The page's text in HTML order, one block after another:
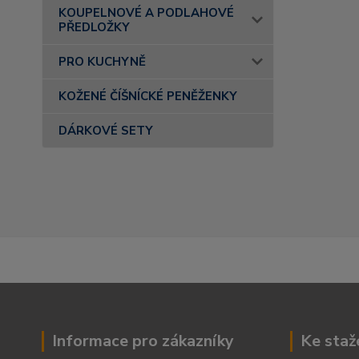
KOUPELNOVÉ A PODLAHOVÉ
PŘEDLOŽKY
PRO KUCHYNĚ
KOŽENÉ ČÍŠNÍCKÉ PENĚŽENKY
DÁRKOVÉ SETY
Informace pro zákazníky Ke